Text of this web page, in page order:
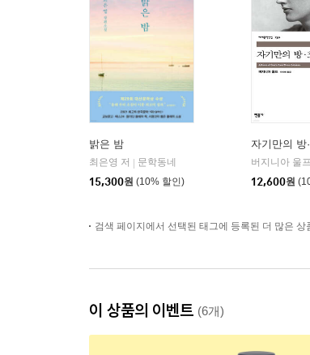
밝은 밤
최은영 저
문학동네
15,300원 (10% 할인)
자기만의 방
12,600원
검색 페이지에서 선택된 태그에 등록된 더 많은 상
이 상품의 이벤트 (6개)